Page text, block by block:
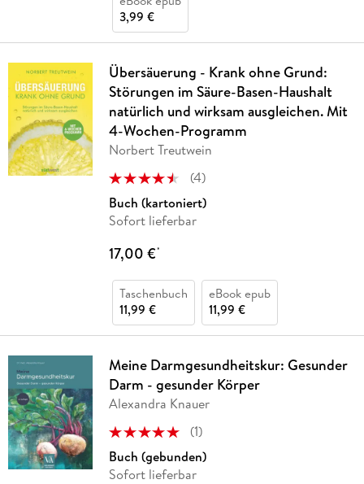
3,99 €
Übersäuerung - Krank ohne Grund:
Störungen im Säure-Basen-Haushalt
natürlich und wirksam ausgleichen. Mit
4-Wochen-Programm
Norbert Treutwein
(4)
Buch (kartoniert)
Sofort lieferbar
17,00 €*
Taschenbuch
11,99 €
eBook epub
11,99 €
Meine Darmgesundheitskur: Gesunder
Darm - gesunder Körper
Alexandra Knauer
(1)
Buch (gebunden)
Sofort lieferbar